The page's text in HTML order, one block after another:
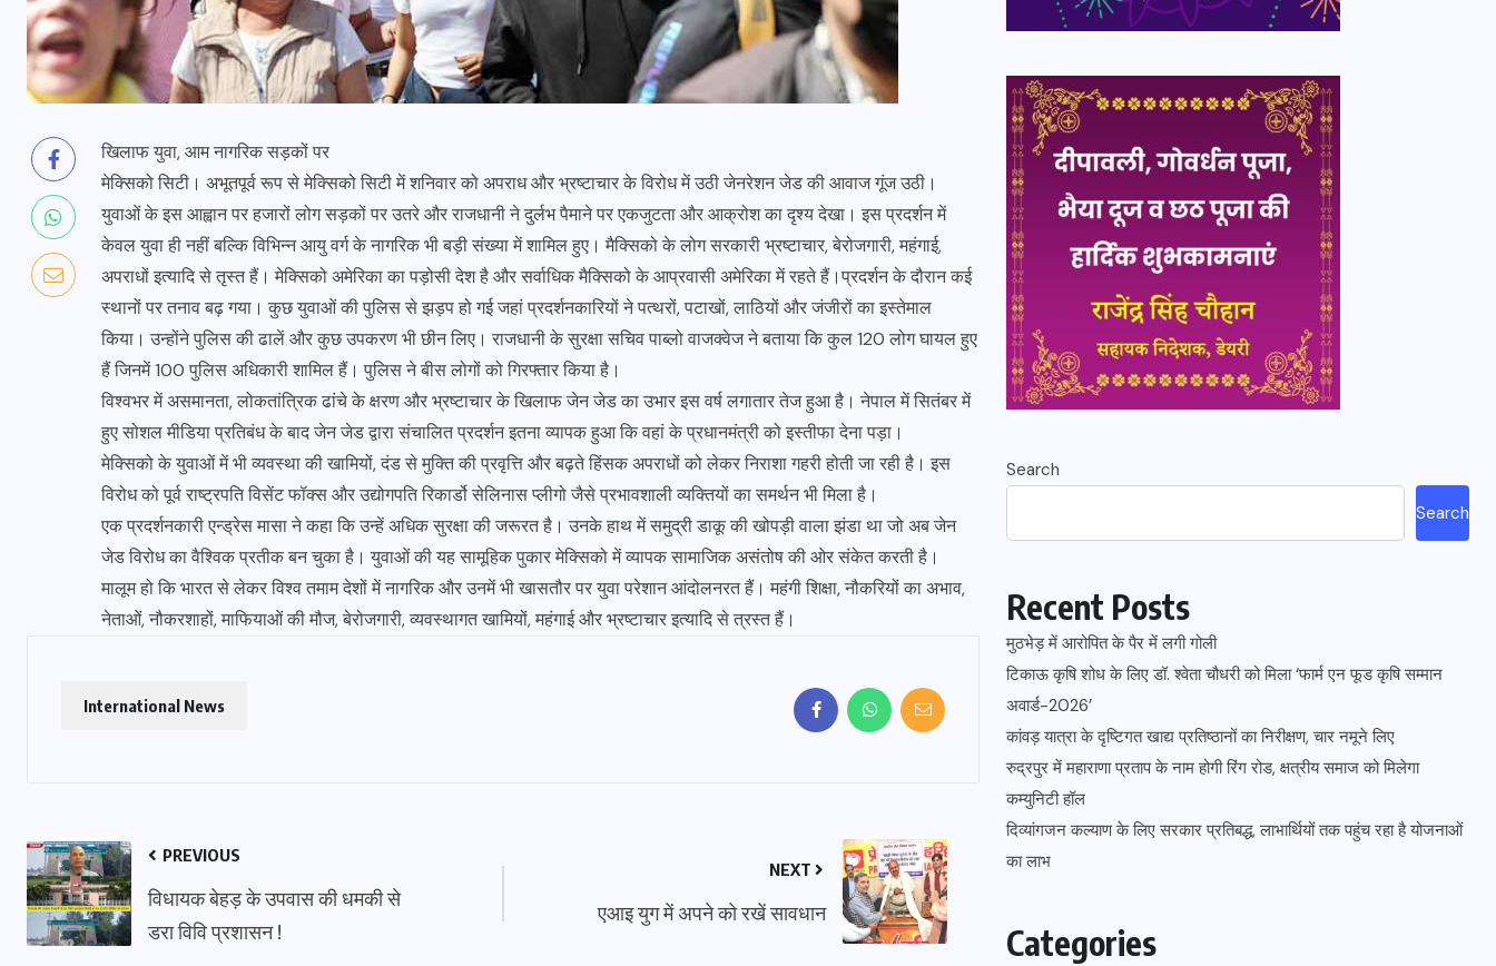
खिलाफ युवा, आम नागरिक सड़कों पर
मेक्सिको सिटी। अभूतपूर्व रूप से मेक्सिको सिटी में शनिवार को अपराध और भ्रष्टाचार के विरोध में उठी जेनरेशन जेड की आवाज गूंज उठी।
युवाओं के इस आह्वान पर हजारों लोग सड़कों पर उतरे और राजधानी ने दुर्लभ पैमाने पर एकजुटता और आक्रोश का दृश्य देखा। इस प्रदर्शन में
केवल युवा ही नहीं बल्कि विभिन्न आयु वर्ग के नागरिक भी बड़ी संख्या में शामिल हुए। मैक्सिको के लोग सरकारी भ्रष्टाचार, बेरोजगारी, महंगाई,
अपराधों इत्यादि से तृस्त हैं। मेक्सिको अमेरिका का पड़ोसी देश है और सर्वाधिक मैक्सिको के आप्रवासी अमेरिका में रहते हैं।प्रदर्शन के दौरान कई
स्थानों पर तनाव बढ़ गया। कुछ युवाओं की पुलिस से झड़प हो गई जहां प्रदर्शनकारियों ने पत्थरों, पटाखों, लाठियों और जंजीरों का इस्तेमाल
किया। उन्होंने पुलिस की ढालें और कुछ उपकरण भी छीन लिए। राजधानी के सुरक्षा सचिव पाब्लो वाजक्वेज ने बताया कि कुल 120 लोग घायल हुए
हैं जिनमें 100 पुलिस अधिकारी शामिल हैं। पुलिस ने बीस लोगों को गिरफ्तार किया है।
विश्वभर में असमानता, लोकतांत्रिक ढांचे के क्षरण और भ्रष्टाचार के खिलाफ जेन जेड का उभार इस वर्ष लगातार तेज हुआ है। नेपाल में सितंबर में
हुए सोशल मीडिया प्रतिबंध के बाद जेन जेड द्वारा संचालित प्रदर्शन इतना व्यापक हुआ कि वहां के प्रधानमंत्री को इस्तीफा देना पड़ा।
मेक्सिको के युवाओं में भी व्यवस्था की खामियों, दंड से मुक्ति की प्रवृत्ति और बढ़ते हिंसक अपराधों को लेकर निराशा गहरी होती जा रही है। इस
विरोध को पूर्व राष्ट्रपति विसेंट फॉक्स और उद्योगपति रिकार्डो सेलिनास प्लीगो जैसे प्रभावशाली व्यक्तियों का समर्थन भी मिला है।
एक प्रदर्शनकारी एन्ड्रेस मासा ने कहा कि उन्हें अधिक सुरक्षा की जरूरत है। उनके हाथ में समुद्री डाकू की खोपड़ी वाला झंडा था जो अब जेन
जेड विरोध का वैश्विक प्रतीक बन चुका है। युवाओं की यह सामूहिक पुकार मेक्सिको में व्यापक सामाजिक असंतोष की ओर संकेत करती है।
मालूम हो कि भारत से लेकर विश्व तमाम देशों में नागरिक और उनमें भी खासतौर पर युवा परेशान आंदोलनरत हैं। महंगी शिक्षा, नौकरियों का अभाव,
नेताओं, नौकरशाहों, माफियाओं की मौज, बेरोजगारी, व्यवस्थागत खामियों, महंगाई और भ्रष्टाचार इत्यादि से त्रस्त हैं।
International News
PREVIOUS
विधायक बेहड़ के उपवास की धमकी से
डरा विवि प्रशासन !
NEXT
एआइ युग में अपने को रखें सावधान
Search
Search
Recent Posts
मुठभेड़ में आरोपित के पैर में लगी गोली
टिकाऊ कृषि शोध के लिए डॉ. श्वेता चौधरी को मिला ‘फार्म एन फूड कृषि सम्मान
अवार्ड-2026’
कांवड़ यात्रा के दृष्टिगत खाद्य प्रतिष्ठानों का निरीक्षण, चार नमूने लिए
रुद्रपुर में महाराणा प्रताप के नाम होगी रिंग रोड, क्षत्रीय समाज को मिलेगा
कम्युनिटी हॉल
दिव्यांगजन कल्याण के लिए सरकार प्रतिबद्ध, लाभार्थियों तक पहुंच रहा है योजनाओं
का लाभ
Categories